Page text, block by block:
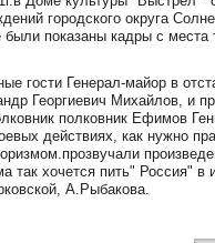
городского округа
показаны кадры с места
гости Генерал-майор в
Георгиевич Михайлов, и
полковник Ефимов
действиях, как нужно
хочется пить" Россия" в
А.Рыбакова.